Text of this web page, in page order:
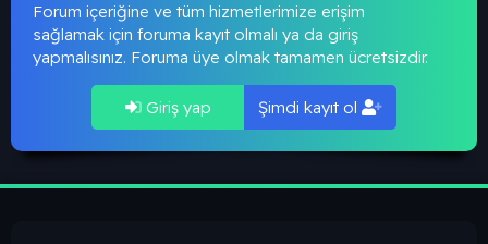
Forum içeriğine ve tüm hizmetlerimize erişim
sağlamak için foruma kayıt olmalı ya da giriş
yapmalısınız. Foruma üye olmak tamamen ücretsizdir.
Giriş yap Şimdi kayıt ol